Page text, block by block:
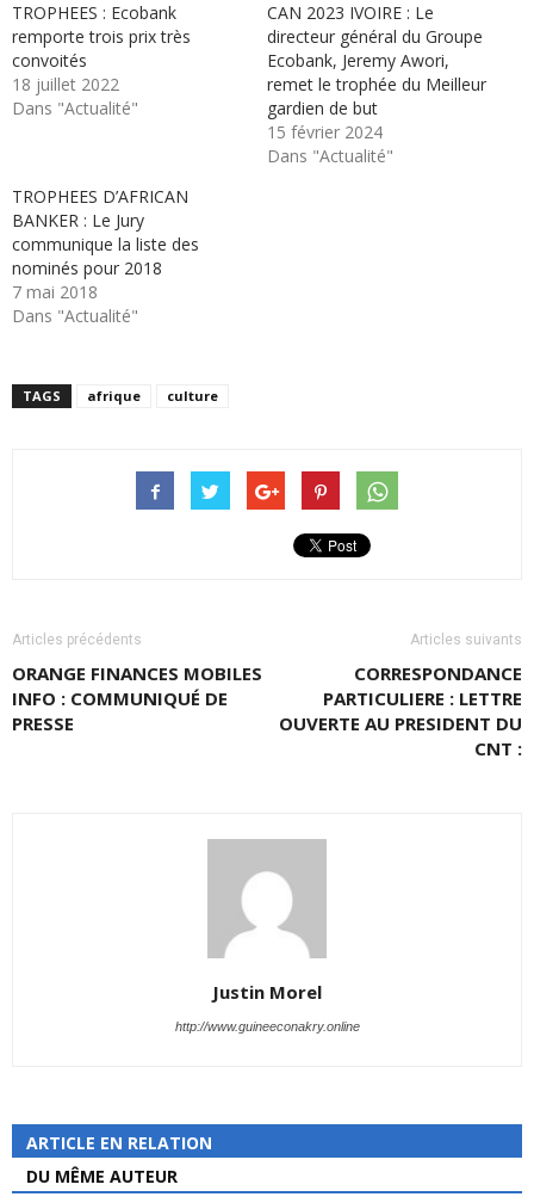
TROPHEES : Ecobank
remporte trois prix très
convoités
18 juillet 2022
Dans "Actualité"
CAN 2023 IVOIRE : Le
directeur général du Groupe
Ecobank, Jeremy Awori,
remet le trophée du Meilleur
gardien de but
15 février 2024
Dans "Actualité"
TROPHEES D’AFRICAN
BANKER : Le Jury
communique la liste des
nominés pour 2018
7 mai 2018
Dans "Actualité"
TAGS afrique culture
Articles précédents
ORANGE FINANCES MOBILES
INFO : COMMUNIQUÉ DE
PRESSE
Articles suivants
CORRESPONDANCE
PARTICULIERE : LETTRE
OUVERTE AU PRESIDENT DU
CNT :
Justin Morel
http://www.guineeconakry.online
ARTICLE EN RELATION
DU MÊME AUTEUR